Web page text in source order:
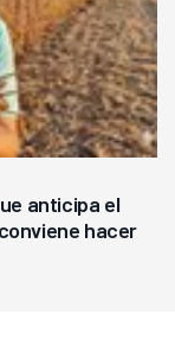
anticipa el
hacer